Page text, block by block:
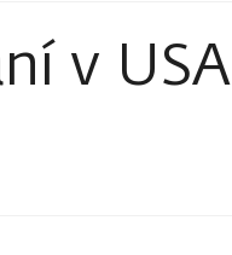
v USA